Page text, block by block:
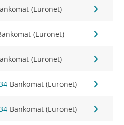
(Euronet)
(Euronet)
(Euronet)
Bankomat (Euronet)
Bankomat (Euronet)